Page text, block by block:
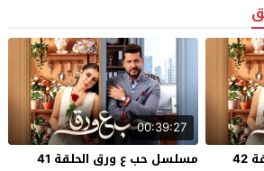
00:39:27
مسلسل حب ع ورق الحلقة 41